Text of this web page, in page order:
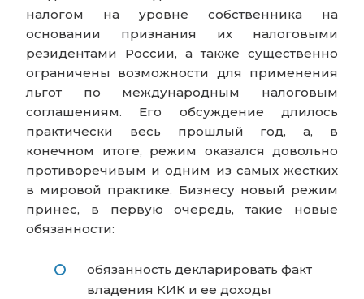
налогом на уровне собственника на
основании признания их налоговыми
резидентами России, а также существенно
ограничены возможности для применения
льгот по международным налоговым
соглашениям. Его обсуждение длилось
практически весь прошлый год, а, в
конечном итоге, режим оказался довольно
противоречивым и одним из самых жестких
в мировой практике. Бизнесу новый режим
принес, в первую очередь, такие новые
обязанности:
обязанность декларировать факт
владения КИК и ее доходы